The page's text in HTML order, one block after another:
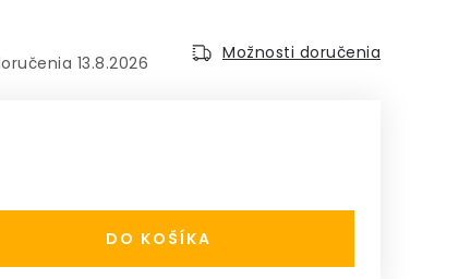
13.8.2026
Možnosti doručenia
DO KOŠÍKA